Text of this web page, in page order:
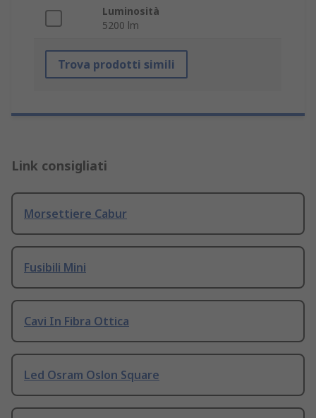
Luminosità
5200 lm
Trova prodotti simili
Link consigliati
Morsettiere Cabur
Fusibili Mini
Cavi In Fibra Ottica
Led Osram Oslon Square